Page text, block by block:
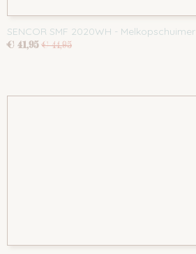
SENCOR SMF 2020WH - Melkopschuimer
€ 41,95 € 44,95